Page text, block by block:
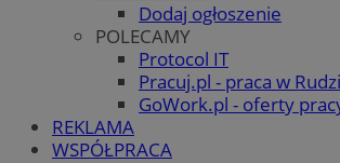
Dodaj ogłoszenie
POLECAMY
Protocol IT
Pracuj.pl - praca w
GoWork.pl - oferty
REKLAMA
WSPÓŁPRACA